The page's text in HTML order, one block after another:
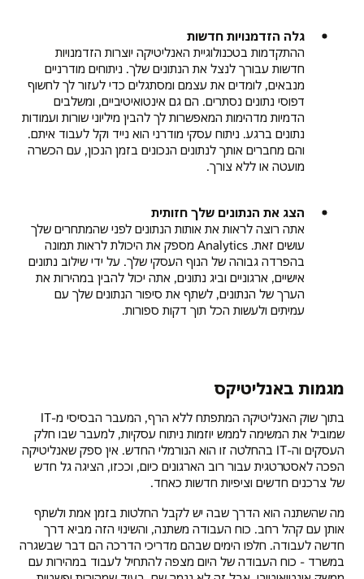
גלה הזדמנויות חדשות
ההתקדמות בטכנולוגיית האנליטיקה יוצרות הזדמנויות
חדשות עבורך לנצל את הנתונים שלך. ניתוחים מודרניים
מנבאים, לומדים את עצמם ומסתגלים כדי לעזור לך לחשוף
דפוסי נתונים נסתרים. הם גם אינטואיטיביים, ומשלבים
הדמיות מדהימות המאפשרות לך להבין מיליוני שורות ועמודות
נתונים ברגע. ניתוח עסקי מודרני הוא נייד וקל לעבוד איתם.
והם מחברים אותך לנתונים הנכונים בזמן הנכון, עם הכשרה
מועטה או ללא צורך.
הצג את הנתונים שלך חזותית
אתה רוצה לראות את אותות הנתונים לפני שהמתחרים שלך
עושים זאת. Analytics מספק את היכולת לראות תמונה
בהפרדה גבוהה של הנוף העסקי שלך. על ידי שילוב נתונים
אישיים, ארגוניים וביג נתונים, אתה יכול להבין במהירות את
הערך של הנתונים, לשתף את סיפור הנתונים שלך עם
עמיתים ולעשות הכל תוך דקות ספורות.
מגמות באנליטיקס
בתוך שוק האנליטיקה המתפתח ללא הרף, המעבר הבסיסי מ-IT
שמוביל את המשימה לממש יוזמות ניתוח עסקיות, למעבר שבו חלק
העסקים וה-IT בהחלטה זו הוא הנורמלי החדש. אין ספק שאנליטיקה
הפכה לאסטרטגית עבור רוב הארגונים כיום, וככזו, הציגה גל חדש
של צרכנים חדשים וציפיות חדשות כאחד.
מה שהשתנה הוא הדרך שבה יש לקבל החלטות בזמן אמת ולשתף
אותן עם קהל רחב. כוח העבודה משתנה, והשינוי הזה מביא דרך
חדשה לעבודה. חלפו הימים שבהם מדריכי הדרכה הם דבר שבשגרה
במשרד - כוח העבודה של היום מצפה להתחיל לעבוד במהירות עם